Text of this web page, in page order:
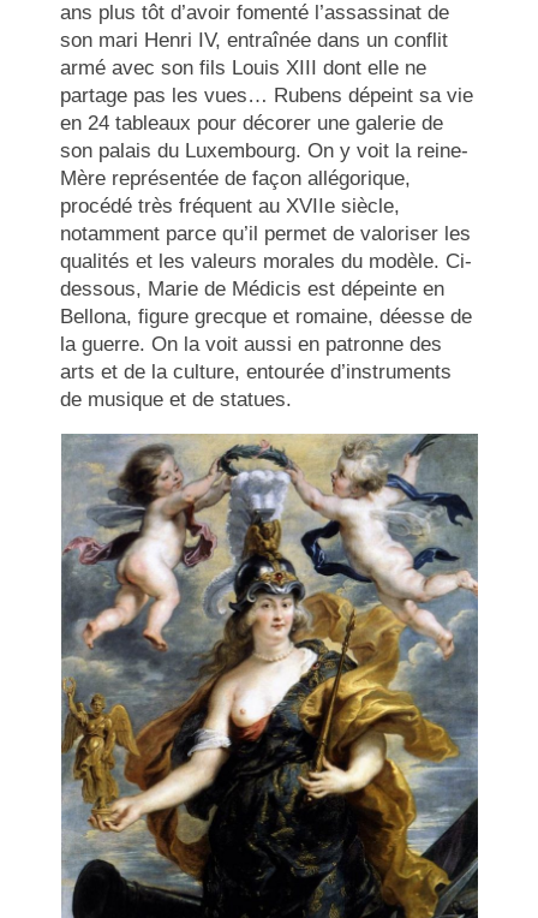
ans plus tôt d’avoir fomenté l’assassinat de
son mari Henri IV, entraînée dans un conflit
armé avec son fils Louis XIII dont elle ne
partage pas les vues… Rubens dépeint sa vie
en 24 tableaux pour décorer une galerie de
son palais du Luxembourg. On y voit la reine-
Mère représentée de façon allégorique,
procédé très fréquent au XVIIe siècle,
notamment parce qu’il permet de valoriser les
qualités et les valeurs morales du modèle. Ci-
dessous, Marie de Médicis est dépeinte en
Bellona, figure grecque et romaine, déesse de
la guerre. On la voit aussi en patronne des
arts et de la culture, entourée d’instruments
de musique et de statues.